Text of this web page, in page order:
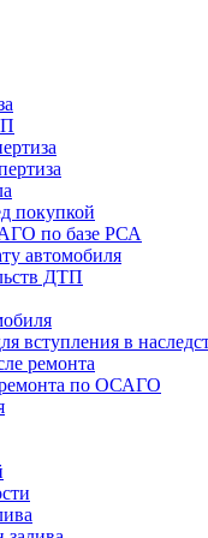
покупкой
по базе РСА
автомобиля
ДТП
вступления в
ремонта
ремонта по ОСАГО